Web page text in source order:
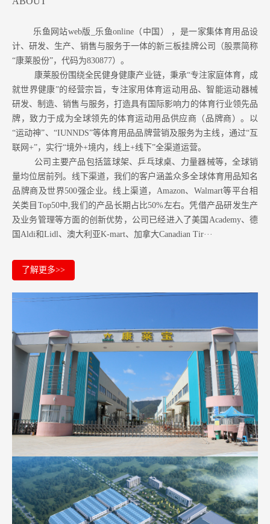
乐鱼网站web版_乐鱼online（中国） ，是一家集体育用品设
计、研发、生产、销售与服务于一体的新三板挂牌公司（股票简称
“康莱股份”，代码为830877）。
康莱股份围绕全民健身健康产业链，秉承“专注家庭体育，成
就世界健康”的经营宗旨，专注家用体育运动用品、智能运动器械
研发、制造、销售与服务，打造具有国际影响力的体育行业领先品
牌，致力于成为全球领先的体育运动用品供应商（品牌商）。以
“运动神”、“IUNNDS”等体育用品品牌营销及服务为主线，通过“互
联网+”，实行“境外+境内，线上+线下”全渠道运营。
公司主要产品包括篮球架、乒乓球桌、力量器械等，全球销
量均位居前列。 线下渠道，我们的客户涵盖众多全球体育用品知名
品牌商及世界500强企业。 线上渠道，Amazon、Walmart等平台相
关类目Top50中,我们的产品长期占比50%左右。凭借产品研发生产
及业务管理等方面的创新优势，公司已经进入了美国Academy、德
国Aldi和Lidl、澳大利亚K-mart、加拿大Canadian Tir···
了解更多>>